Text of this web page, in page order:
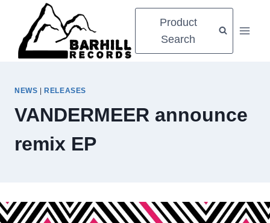
springen
Product
Search
NEWS RELEASES
VANDERMEER announce
remix EP